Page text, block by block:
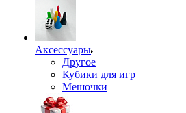
Аксессуары
Другое
Кубики для игр
Мешочки